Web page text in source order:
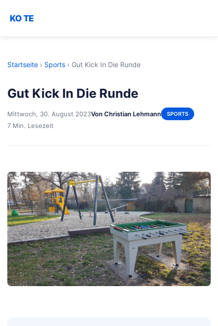
KO TE
Startseite › Sports › Gut Kick In Die Runde
Gut Kick In Die Runde
Mittwoch, 30. August 2023Von Christian Lehmann SPORTS
7 Min. Lesezeit